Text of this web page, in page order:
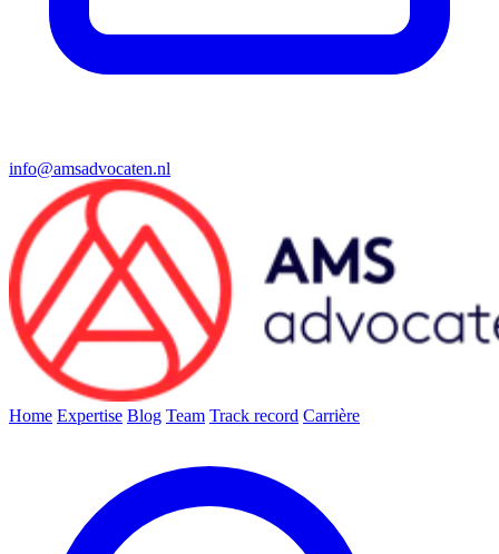
info@amsadvocaten.nl
Home Expertise Blog Team Track record Carrière